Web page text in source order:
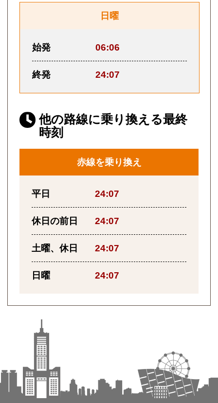
日曜
始発 06:06
終発 24:07
他の路線に乗り換える最終
時刻
赤線を乗り換え
平日 24:07
休日の前日 24:07
土曜、休日 24:07
日曜 24:07